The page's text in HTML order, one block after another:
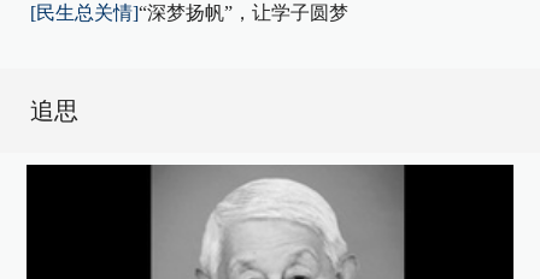
[民生总关情]“深梦扬帆”，让学子圆梦
追思